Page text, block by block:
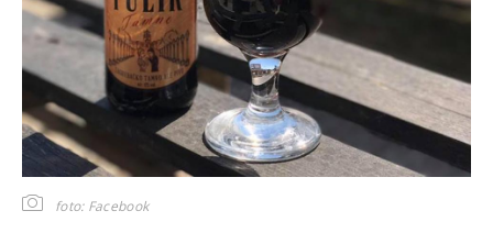
foto: Facebook